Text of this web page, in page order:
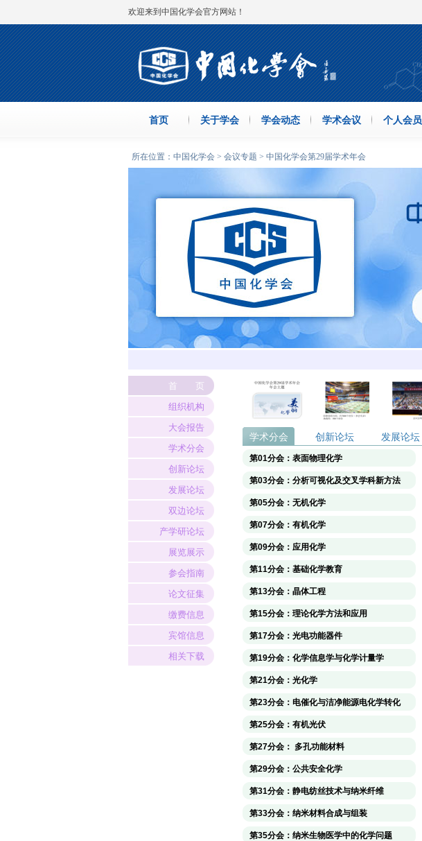
欢迎来到中国化学会官方网站！
首页 关于学会 学会动态 学术会议 个人会员
所在位置：中国化学会 > 会议专题 > 中国化学会第29届学术年会
首 页
组织机构
大会报告
学术分会
创新论坛
发展论坛
双边论坛
产学研论坛
展览展示
参会指南
论文征集
缴费信息
宾馆信息
相关下载
学术分会 创新论坛 发展论坛
第01分会：表面物理化学
第03分会：分析可视化及交叉学科新方法
第05分会：无机化学
第07分会：有机化学
第09分会：应用化学
第11分会：基础化学教育
第13分会：晶体工程
第15分会：理论化学方法和应用
第17分会：光电功能器件
第19分会：化学信息学与化学计量学
第21分会：光化学
第23分会：电催化与洁净能源电化学转化
第25分会：有机光伏
第27分会： 多孔功能材料
第29分会：公共安全化学
第31分会：静电纺丝技术与纳米纤维
第33分会：纳米材料合成与组装
第35分会：纳米生物医学中的化学问题